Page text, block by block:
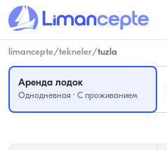
limancepte/tekneler/tuzla
Аренда лодок
Однодневная · С проживанием